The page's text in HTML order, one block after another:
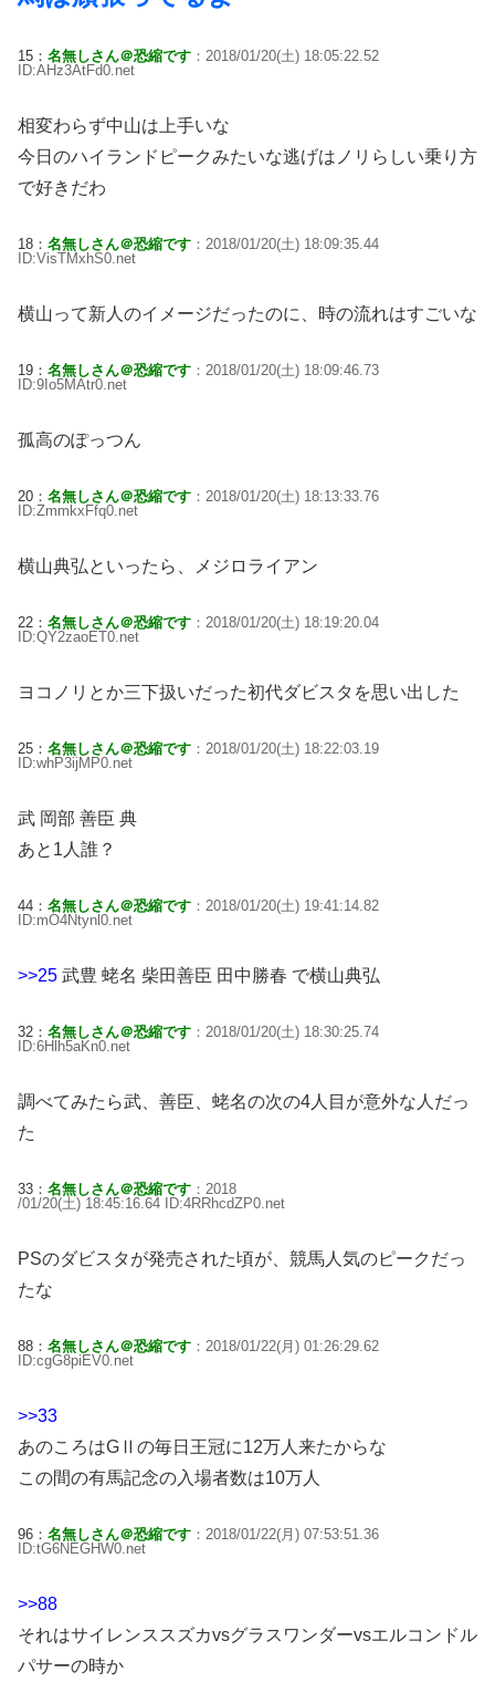
15： 名無しさん＠恐縮です ：2018/01/20(土) 18:05:22.52
ID:AHz3AtFd0.net
相変わらず中山は上手いな
今日のハイランドピークみたいな逃げはノリらしい乗り方
で好きだわ
18： 名無しさん＠恐縮です ：2018/01/20(土) 18:09:35.44
ID:VisTMxhS0.net
横山って新人のイメージだったのに、時の流れはすごいな
19： 名無しさん＠恐縮です ：2018/01/20(土) 18:09:46.73
ID:9Io5MAtr0.net
孤高のぽっつん
20： 名無しさん＠恐縮です ：2018/01/20(土) 18:13:33.76
ID:ZmmkxFfq0.net
横山典弘といったら、メジロライアン
22： 名無しさん＠恐縮です ：2018/01/20(土) 18:19:20.04
ID:QY2zaoET0.net
ヨコノリとか三下扱いだった初代ダビスタを思い出した
25： 名無しさん＠恐縮です ：2018/01/20(土) 18:22:03.19
ID:whP3ijMP0.net
武 岡部 善臣 典
あと1人誰？
44： 名無しさん＠恐縮です ：2018/01/20(土) 19:41:14.82
ID:mO4Ntynl0.net
>>25 武豊 蛯名 柴田善臣 田中勝春 で横山典弘
32： 名無しさん＠恐縮です ：2018/01/20(土) 18:30:25.74
ID:6Hlh5aKn0.net
調べてみたら武、善臣、蛯名の次の4人目が意外な人だっ
た
33： 名無しさん＠恐縮です ：2018
/01/20(土) 18:45:16.64 ID:4RRhcdZP0.net
PSのダビスタが発売された頃が、競馬人気のピークだっ
たな
88： 名無しさん＠恐縮です ：2018/01/22(月) 01:26:29.62
ID:cgG8piEV0.net
>>33
あのころはGⅡの毎日王冠に12万人来たからな
この間の有馬記念の入場者数は10万人
96： 名無しさん＠恐縮です ：2018/01/22(月) 07:53:51.36
ID:tG6NEGHW0.net
>>88
それはサイレンススズカvsグラスワンダーvsエルコンドル
パサーの時か